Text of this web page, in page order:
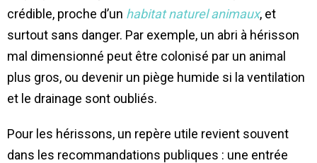
crédible, proche d’un habitat naturel animaux, et
surtout sans danger. Par exemple, un abri à hérisson
mal dimensionné peut être colonisé par un animal
plus gros, ou devenir un piège humide si la ventilation
et le drainage sont oubliés.
Pour les hérissons, un repère utile revient souvent
dans les recommandations publiques : une entrée